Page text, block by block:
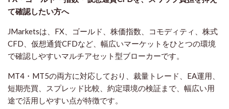
て確認したい方へ
JMarketsは、FX、ゴールド、株価指数、コモディティ、株式
CFD、仮想通貨CFDなど、幅広いマーケットをひとつの環境
で確認しやすいマルチアセット型ブローカーです。
MT4・MT5の両方に対応しており、裁量トレード、EA運用、
短期売買、スプレッド比較、約定環境の検証まで、幅広い用
途で活用しやすい点が特徴です。